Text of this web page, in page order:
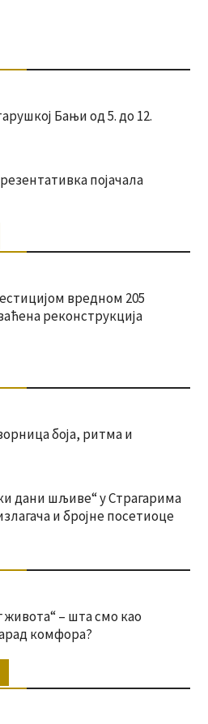
Бањи од 5. до 12.
појачала
вредном 205
реконструкција
боја, ритма и
дани шљиве“ у Страгарима
и бројне посетиоце
– шта смо као
комфора?